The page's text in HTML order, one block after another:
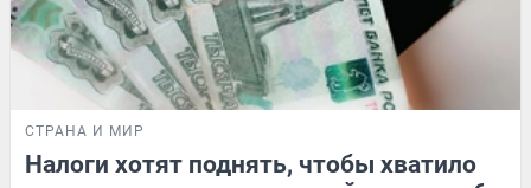
СТРАНА И МИР
Налоги хотят поднять, чтобы хватило